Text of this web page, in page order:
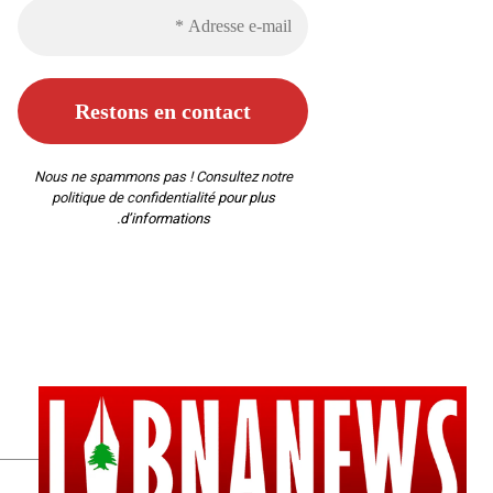
Nous ne spammons pas ! Consultez notre
politique de confidentialitépour plus
d’informations.